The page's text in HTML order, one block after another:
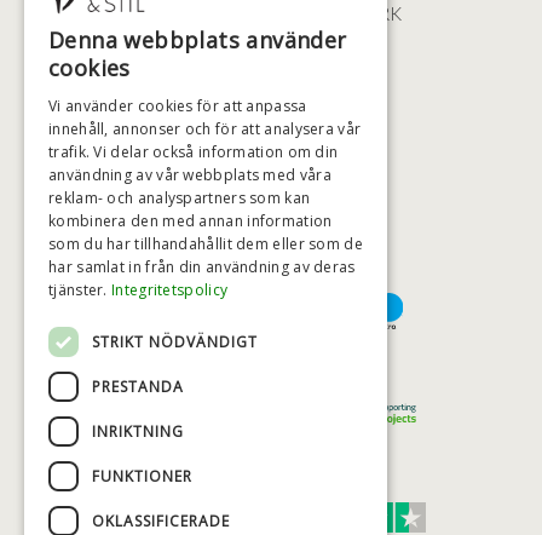
2100 KØBENHAVN • DANMARK
+46 (0)79 008 12 60
HÖGSTA KREDITVÄRDIGHET
BETALNINGSALTERNATIV
Denna webbplats använder
cookies
Vi använder cookies för att anpassa
innehåll, annonser och för att analysera vår
trafik. Vi delar också information om din
användning av vår webbplats med våra
reklam- och analyspartners som kan
kombinera den med annan information
som du har tillhandahållit dem eller som de
har samlat in från din användning av deras
tjänster. Integritetspolicy
STRIKT NÖDVÄNDIGT
PRESTANDA
INRIKTNING
FUNKTIONER
OKLASSIFICERADE